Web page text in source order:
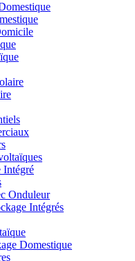
Intégré
Onduleur
Intégrés
Domestique